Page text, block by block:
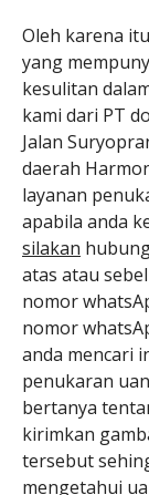
Oleh karena
yang
kesulitan
kami dari PT
Jalan
daerah
layanan
apabila anda
silakan
atas atau
nomor
nomor
anda mencari
penukaran
bertanya
kirimkan
tersebut
mengetahui